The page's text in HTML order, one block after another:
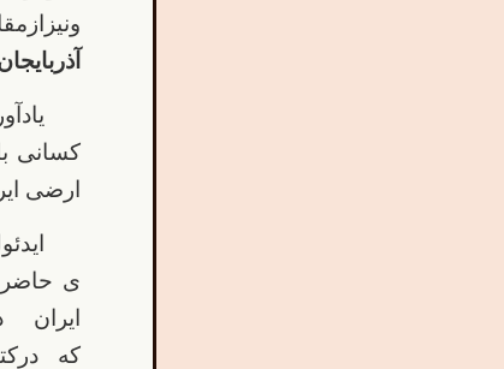
کسانی
ارضی
ی
که